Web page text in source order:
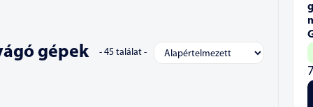
gépek - 45találat -